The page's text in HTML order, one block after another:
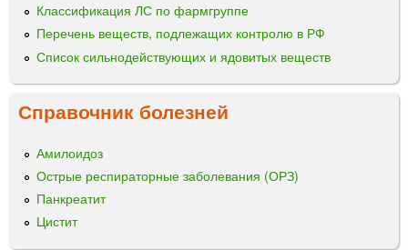
Классификация ЛС по фармгруппе
Перечень веществ, подлежащих контролю в РФ
Список сильнодействующих и ядовитых веществ
Справочник болезней
Амилоидоз
Острые респираторные заболевания (ОРЗ)
Панкреатит
Цистит